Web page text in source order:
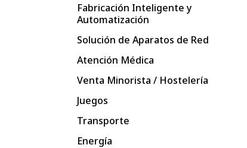
Fabricación Inteligente y
Automatización
Solución de Aparatos de Red
Atención Médica
Venta Minorista / Hostelería
Juegos
Transporte
Energía